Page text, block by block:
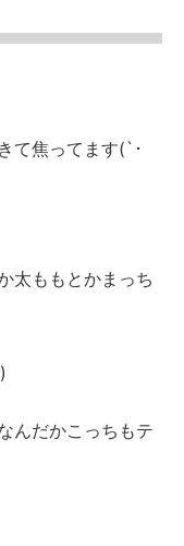
て焦ってます(`･
太ももとかまっち
んだかこっちもテ